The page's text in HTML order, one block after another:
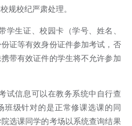
规校纪严肃处理。
学生证、校园卡（学号、姓名、
证等有效身份证件参加考试，否
带有效证件的学生将不允许参加
试信息可以在教务系统中自行查
班级针对的是正常修课选课的同
选课同学的考场以系统查询结果